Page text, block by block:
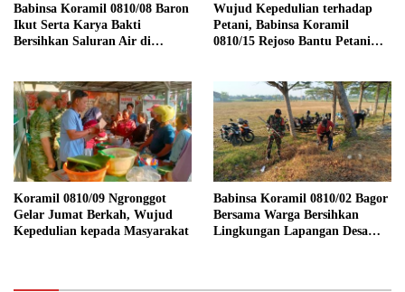
Babinsa Koramil 0810/08 Baron
Ikut Serta Karya Bakti
Bersihkan Saluran Air di
Wujud Kepedulian terhadap
Petani, Babinsa Koramil
0810/15 Rejoso Bantu Petani
Koramil 0810/09 Ngronggot
Gelar Jumat Berkah, Wujud
Kepedulian kepada Masyarakat
Babinsa Koramil 0810/02 Bagor
Bersama Warga Bersihkan
Lingkungan Lapangan Desa